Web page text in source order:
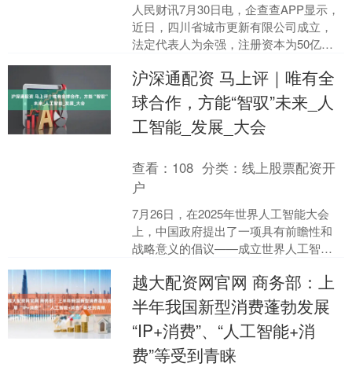
人民财讯7月30日电，企查查APP显示，
近日，四川省城市更新有限公司成立，
法定代表人为余强，注册资本为50亿
有资金投资的资产管....
沪深通配资 马上评｜唯有全
球合作，方能“智驭”未来_人
工智能_发展_大会
查看： 108 分类：线上股票配资开
户
7月26日，在2025年世界人工智能大会
上，中国政府提出了一项具有前瞻性和
战略意义的倡议——成立世界人工智能
海。这一倡议不仅与大....
越大配资网官网 商务部：上
半年我国新型消费蓬勃发展
“IP+消费”、“人工智能+消
费”等受到青睐